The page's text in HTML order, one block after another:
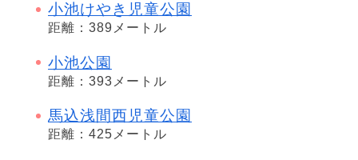
小池けやき児童公園
距離：389メートル
小池公園
距離：393メートル
馬込浅間西児童公園
距離：425メートル